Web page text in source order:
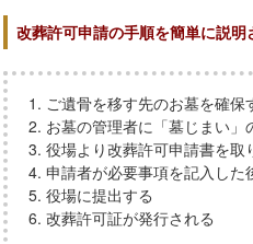
改葬許可申請の手順を簡単に説
ご遺骨を移す先のお墓を確保
お墓の管理者に「墓じまい」
役場より改葬許可申請書を取
申請者が必要事項を記入した
役場に提出する
改葬許可証が発行される